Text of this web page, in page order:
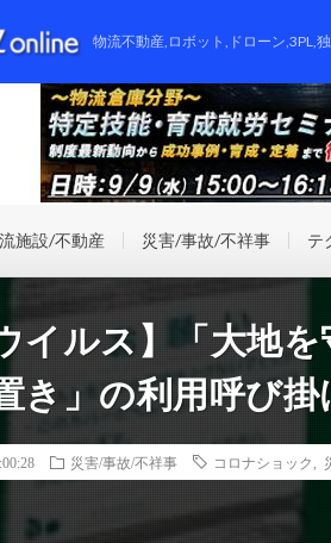
物流不動産,ロボット,ドローン,3PL,
施設/不動産 災害/事故/不祥事 テ
イルス】「大地
き」の利用呼び掛
災害/事故/不祥事 コロナショック